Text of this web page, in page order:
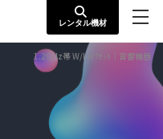
レンタル機材
1.2GHz帯 W/Lﾏｲｸｾｯﾄ｜音響機器